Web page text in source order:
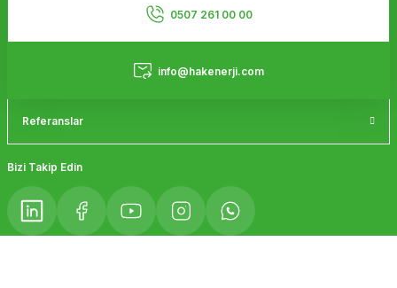
Ürün fiyatı diğer sitelerden daha pahalı.
Bu ürüne benzer farklı alternatifler olmalı.
0507 261 00 00
info@hakenerji.com
Referanslar
Bizi Takip Edin